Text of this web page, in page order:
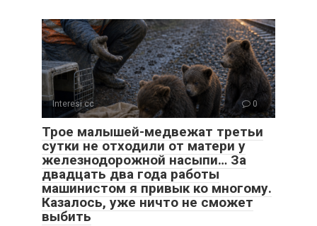
Interesi.cc 0
Трое малышей-медвежат третьи
сутки не отходили от матери у
железнодорожной насыпи… За
двадцать два года работы
машинистом я привык ко многому.
Казалось, уже ничто не сможет
выбить